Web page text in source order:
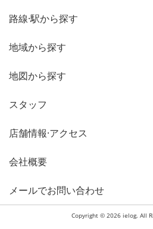
路線·駅から探す
地域から探す
地図から探す
スタッフ
店舗情報·アクセス
会社概要
メールでお問い合わせ
Copyright © 2026 ielog. All